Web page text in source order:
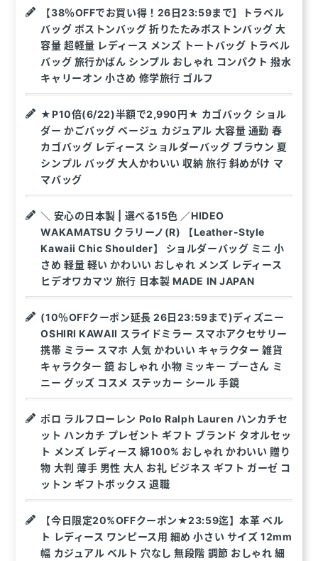
【38％OFFでお買い得！26日23:59まで】トラベル
バッグ ボストンバッグ 折りたたみボストンバッグ 大
容量 超軽量 レディース メンズ トートバッグ トラベル
バッグ 旅行かばん シンプル おしゃれ コンパクト 撥水
キャリーオン 小さめ 修学旅行 ゴルフ
★P10倍(6/22)半額で2,990円★ カゴバック ショル
ダー かごバッグ ベージュ カジュアル 大容量 通勤 春
カゴバッグ レディース ショルダーバッグ ブラウン 夏
シンプル バッグ 大人かわいい 収納 旅行 斜めがけ マ
マバッグ
＼ 安心の日本製 | 選べる15色 ／HIDEO
WAKAMATSU クラリーノ(R) 【Leather-Style
Kawaii Chic Shoulder】 ショルダーバッグ ミニ 小
さめ 軽量 軽い かわいい おしゃれ メンズ レディース
ヒデオワカマツ 旅行 日本製 MADE IN JAPAN
(10％OFFクーポン延長 26日23:59まで)ディズニー
OSHIRI KAWAII スライドミラー スマホアクセサリー
携帯 ミラー スマホ 人気 かわいい キャラクター 雑貨
キャラクター 鏡 おしゃれ 小物 ミッキー プーさん ミ
ニー グッズ コスメ ステッカー シール 手鏡
ポロ ラルフローレン Polo Ralph Lauren ハンカチセ
ット ハンカチ プレゼント ギフト ブランド タオルセッ
ト メンズ レディース 綿100% おしゃれ かわいい 贈り
物 大判 薄手 男性 大人 お礼 ビジネス ギフト ガーゼ コ
ットン ギフトボックス 退職
【今日限定20%OFFクーポン★23:59迄】本革 ベル
ト レディース ワンピース用 細め 小さい サイズ 12mm
幅 カジュアル ベルト 穴なし 無段階 調節 おしゃれ 細